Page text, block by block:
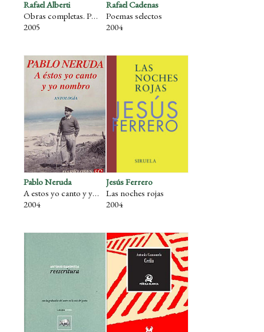
Rafael Alberti
Obras completas. Poesía III
2005
Rafael Cadenas
Poemas selectos
2004
Pablo Neruda
A estos yo canto y yo nombro.
2004
Jesús Ferrero
Las noches rojas
2004